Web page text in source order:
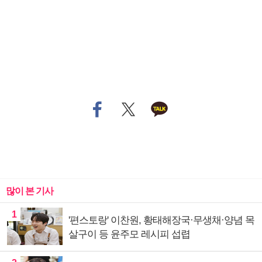
많이 본 기사
1
'편스토랑' 이찬원, 황태해장국·무생채·양념 목
살구이 등 윤주모 레시피 섭렵